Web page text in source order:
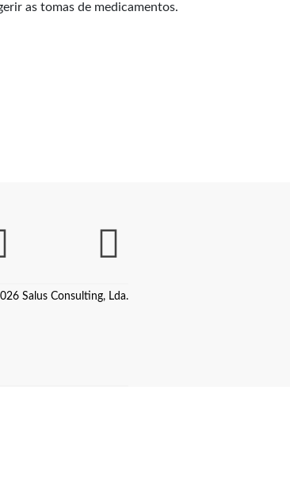
as tomas de medicamentos.
Salus Consulting, Lda.